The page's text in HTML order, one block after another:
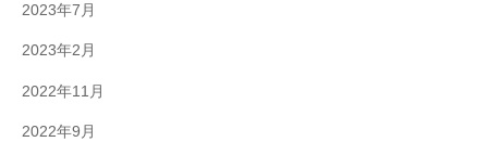
2023年7月
2023年2月
2022年11月
2022年9月